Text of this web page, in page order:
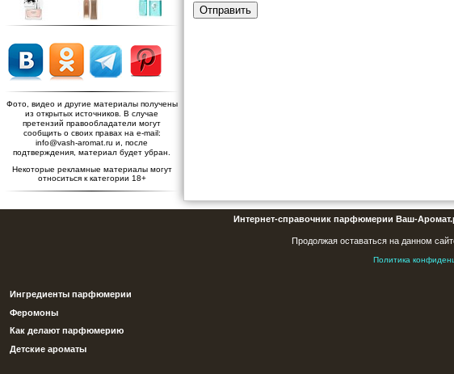
Фото, видео и другие материалы получены
из открытых источников. В случае
претензий правообладатели могут
сообщить о своих правах на e-mail:
info@vash-aromat.ru и, после
подтверждения, материал будет убран.
Некоторые рекламные материалы могут
относиться к категории 18+
Отправить
Интернет-справочник парфюмерии Ваш-
Продолжая оставаться на данном
Политика
Ингредиенты парфюмерии
Феромоны
Как делают парфюмерию
Детские ароматы